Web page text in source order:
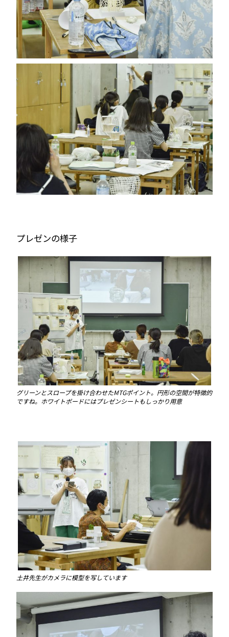
プレゼンの様子
グリーンとスロープを掛け合わせたMTGポイント。円形の空間が特徴的
ですね。ホワイトボードにはプレゼンシートもしっかり用意
土井先生がカメラに模型を写しています